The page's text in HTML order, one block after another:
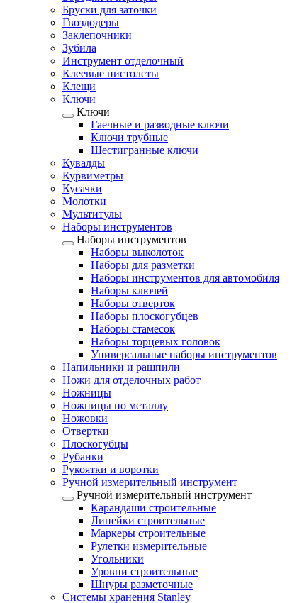
Бруски для заточки
Гвоздодеры
Заклепочники
Зубила
Инструмент отделочный
Клеевые пистолеты
Клещи
Ключи
Ключи
Гаечные и разводные ключи
Ключи трубные
Шестигранные ключи
Кувалды
Курвиметры
Кусачки
Молотки
Мультитулы
Наборы инструментов
Наборы инструментов
Наборы выколоток
Наборы для разметки
Наборы инструментов для автомобиля
Наборы ключей
Наборы отверток
Наборы плоскогубцев
Наборы стамесок
Наборы торцевых головок
Универсальные наборы инструментов
Напильники и рашпили
Ножи для отделочных работ
Ножницы
Ножницы по металлу
Ножовки
Отвертки
Плоскогубцы
Рубанки
Рукоятки и воротки
Ручной измерительный инструмент
Ручной измерительный инструмент
Карандаши строительные
Линейки строительные
Маркеры строительные
Рулетки измерительные
Угольники
Уровни строительные
Шнуры разметочные
Системы хранения Stanley